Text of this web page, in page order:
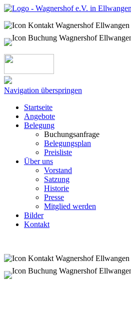
Navigation überspringen
Startseite
Angebote
Belegung
Buchungsanfrage
Belegungsplan
Preisliste
Über uns
Vorstand
Satzung
Historie
Presse
Mitglied werden
Bilder
Kontakt